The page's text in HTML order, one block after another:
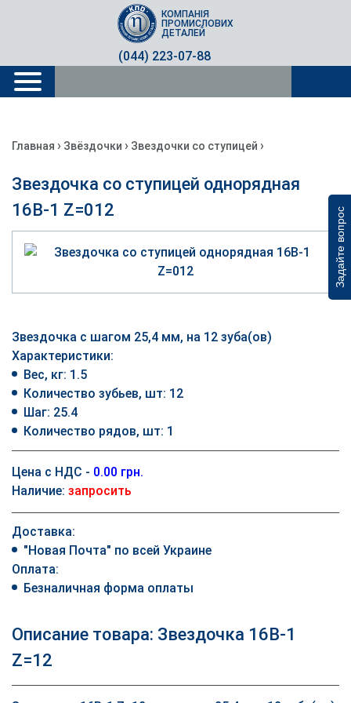
Задайте вопрос
(044) 223-07-88
КОМПАНІЯ
ПРОМИСЛОВИХ
ДЕТАЛЕЙ
Главная › Звёздочки › Звездочки со ступицей ›
Звездочка со ступицей однорядная
16B-1 Z=012
Звездочка с шагом 25,4 мм, на 12 зуба(ов)
Характеристики:
Вес, кг: 1.5
Количество зубьев, шт: 12
Шаг: 25.4
Количество рядов, шт: 1
Цена с НДС - 0.00 грн.
Наличие: запросить
Доставка:
"Новая Почта" по всей Украине
Оплата:
Безналичная форма оплаты
Описание товара: Звездочка 16B-1
Z=12